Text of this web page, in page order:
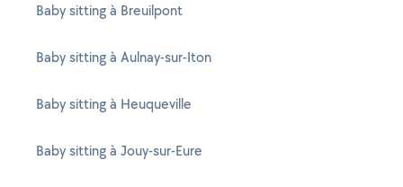
Baby sitting à Breuilpont
Baby sitting à Aulnay-sur-Iton
Baby sitting à Heuqueville
Baby sitting à Jouy-sur-Eure